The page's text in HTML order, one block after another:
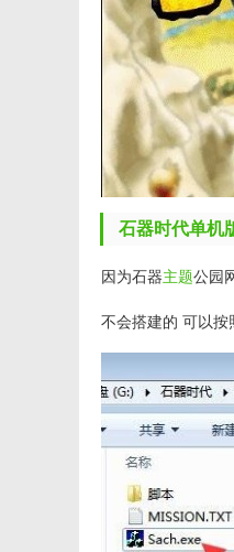
石器时代单机
因为石器主题公园
不会搭建的 可以